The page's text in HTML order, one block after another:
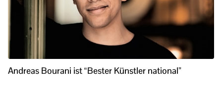
Andreas Bourani ist “Bester Künstler national”